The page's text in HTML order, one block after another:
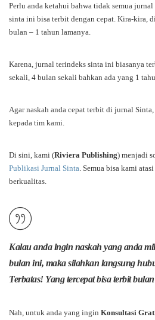
Perlu anda ketahui bahwa tidak semua
sinta ini bisa terbit dengan cepat. Kira-kira,
bulan – 1 tahun lamanya.
Karena, jurnal terindeks sinta ini biasanya
sekali, 4 bulan sekali bahkan ada yang 1
Agar naskah anda cepat terbit di jurnal
kepada tim kami.
Di sini, kami (Riviera Publishing) menjadi
Publikasi Jurnal Sinta . Semua bisa kami
berkualitas.
Kalau anda ingin naskah yang anda
bulan ini, maka silahkan langsung
Terbatas! Yang tercepat bisa terbit
Nah, untuk anda yang ingin Konsultasi